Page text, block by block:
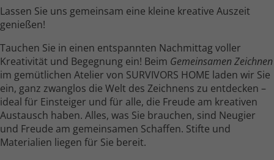
Lassen Sie uns gemeinsam eine kleine kreative Auszeit
genießen!
Tauchen Sie in einen entspannten Nach­mittag voller
Kreativität und Begegnung ein! Beim Gemeinsamen Zeichnen
im gemüt­lichen Atelier von SURVIVORS HOME laden wir Sie
ein, ganz zwanglos die Welt des Zeichnens zu entdecken –
ideal für Einsteiger und für alle, die Freude am kreativen
Austausch haben. Alles, was Sie brauchen, sind Neugier
und Freude am gemein­samen Schaffen. Stifte und
Materialien liegen für Sie bereit.